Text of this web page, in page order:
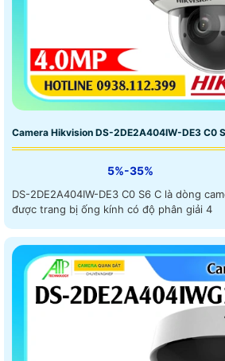
Camera Hikvision DS-2DE2A404IW-DE3 C0
5%-35%
DS-2DE2A404IW-DE3 C0 S6 C là dòng
được trang bị ống kính có độ phân giải 4